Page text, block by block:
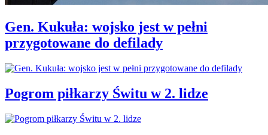
Gen. Kukuła: wojsko jest w pełni
przygotowane do defilady
Pogrom piłkarzy Świtu w 2. lidze